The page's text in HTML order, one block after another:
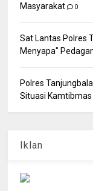
Masyarakat
0
Sat Lantas Polres
Menyapa"
Polres
Situasi
Iklan